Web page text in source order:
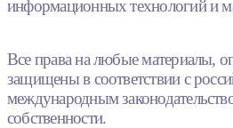
информационных технологий и
Все права на любые материалы,
защищены в соответствии с
международным
собственности.